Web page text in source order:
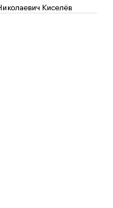
Киселёв